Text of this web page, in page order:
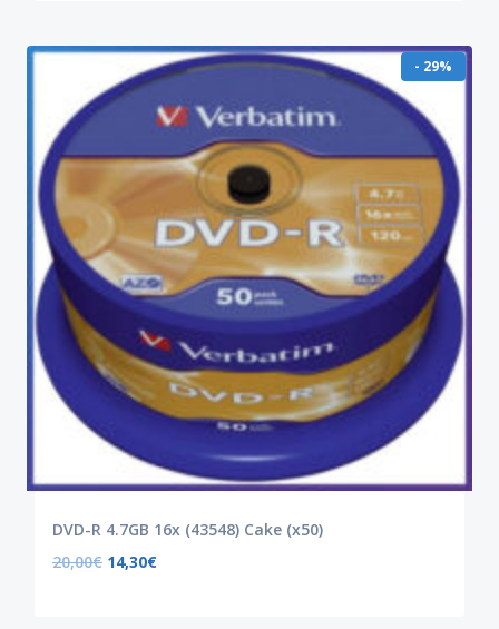
- 29%
DVD-R 4.7GB 16x (43548) Cake (x50)
20,00€ 14,30€